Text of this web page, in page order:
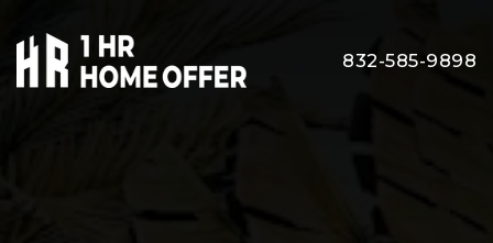
832-585-9898